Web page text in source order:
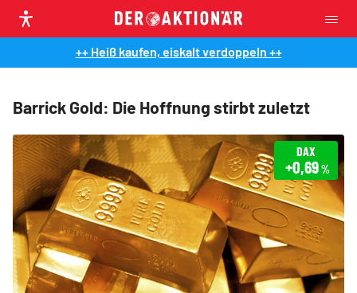
++ Heiß kaufen, eiskalt verdoppeln ++
Barrick Gold: Die Hoffnung stirbt zuletzt
DAX
+0,69%